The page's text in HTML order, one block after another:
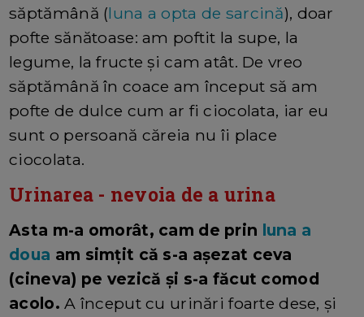
săptămână (luna a opta de sarcină), doar
pofte sănătoase: am poftit la supe, la
legume, la fructe și cam atât. De vreo
săptămână în coace am început să am
pofte de dulce cum ar fi ciocolata, iar eu
sunt o persoană căreia nu îi place
ciocolata.
Urinarea - nevoia de a urina
Asta m-a omorât, cam de prin luna a
doua am simțit că s-a așezat ceva
(cineva) pe vezică și s-a făcut comod
acolo.A început cu urinări foarte dese, și